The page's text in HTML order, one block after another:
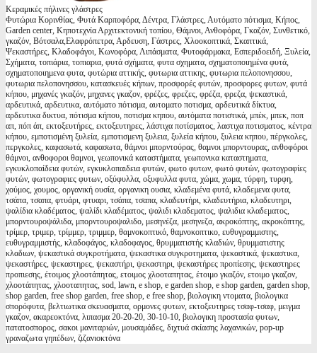
Κεραμικές πήλινες γλάστρες
Φυτώρια Κορινθίας, Φυτά Καρποφόρα, Δέντρα, Γλάστρες, Αυτόματο πότισμα, Κήπος,
Garden center, Κηποτεχνία Αρχιτεκτονική τοπίου, Θάμνοι, Ανθοφόρα, Γκαζόν, Συνθετικό,
γκαζόν, Βότσαλα,Ελαφρόπετρα, Αρδευση, Γάστρες, Χλοοκοπτικά, Σκαπτικά,
Ψεκαστήρες, Κλαδοφάγοι, Κωνοφόρα, Λιπάσματα, Φυτοφάρμακα, Εσπεριδοειδή, Ξυλεία,
Σχήματα, τοπιάρια, τοπιαρια, φυτά σχήματα, φυτα σχηματα, σχηματοποιημένα φυτά,
σχηματοποιημενα φυτα, φυτώρια αττικής, φυτωρια αττικης, φυτωρια πελοπονησσου,
φυτωρια πελοπονησσου, κατασκευές κήπων, προσφορές φυτών, προσφορες φυτων, φυτά
κήπου, μηχανές γκαζόν, μηχανες γκαζον, φρέζες, φρεζες, φρέζα, φρεζα, ψεκαστικά,
αρδευτικά, αρδευτικα, αυτόματο πότισμα, αυτοματο ποτισμα, αρδευτικά δίκτυα,
αρδευτικα δικτυα, πότισμα κήπου, ποτισμα κηπου, αυτόματα ποτιστικά, μπέκ, μπεκ, ποπ
απ, πόπ άπ, εκτοξευτήρες, εκτοξευτηρες, λάστιχα ποτίσματος, λαστιχα ποτισματος, κέντρα
κήπου, εμποτισμένη ξυλεία, εμποτισμενη ξυλεια, ξυλεία κήπου, ξυλεια κηπου, πέργκολες,
περγκολες, καφασωτά, καφασωτα, θάμνοι μπορντούρας, θαμνοι μπορντουρας, ανθοφόροι
θάμνοι, ανθοφοροι θαμνοι, γεωπονικά καταστήματα, γεωπονικα καταστηματα,
εγκυκλοπαίδεια φυτών, εγκυκλοπαιδεια φυτών, φωτο φυτων, φωτό φυτών, φωτογραφίες
φυτών, φωτογραφιες φυτων, οξύφυλλα, οξυφυλλα φυτα, χώμα, χωμα, τύρφη, τυρφη,
χούμος, χουμος, οργανική ουσία, οργανικη ουσια, κλαδεμένα φυτά, κλαδεμενα φυτα,
τσάπα, τσαπα, φτυάρι, φτυαρι, τσάπα, τσαπα, κλαδευτήρι, κλαδευτήρια, κλαδευτηρι,
ψαλίδια κλαδέματος, ψαλίδι κλαδέματος, ψαλιδι κλαδεματος, ψαλιδια κλαδεματος,
μπορντουροψάλιδα, μπορντουροψαλιδο, μεσηνέζα, μεσηνεζα, ακροκόπτης, ακροκόπτης,
τρίμερ, τριμερ, τρίμμερ, τριμμερ, θαμνοκοπτικό, θαμνοκοπτικο, ευθυγραμμιστης,
ευθυγραμμιστής, κλαδοφάγος, κλαδοφαγος, θρυμματιστής κλαδιών, θρυμματιστης
κλαδιων, ψεκαστικά συγκροτήματα, ψεκαστικα συγκροτηματα, ψεκαστικά, ψεκαστικα,
ψεκαστήρες, ψεκαστηρες, ψεκαστήρι, ψεκαστηρι, ψεκαστήρες προπίεσης, ψεκαστηρες
προπιεσης, έτοιμος χλοοτάπητας, ετοιμος χλοοταπητας, έτοιμο γκαζόν, ετοιμο γκαζον,
χλοοτάπητας, χλοοταπητας, sod, lawn, e shop, e garden shop, e shop garden, garden shop,
shop garden, free shop garden, free shop, e free shop, βιολογικη ντοματα, βιολογικα
σπορόφυτα, βελτιωτικα σκευασματα, ορμονες φυτων, εκτοξευτηρες τσαφ-τσαφ, μειγμα
γκαζον, ακαρεοκτόνα, λιπασμα 20-20-20, 30-10-10, βιολογικη προστασία φυτων,
πατατοσπορος, σακοι μανιταριών, μουσαμάδες, διχτυά σκίασης λαχανικών, pop-up
γραναζωτα γηπέδων, ζιζανιοκτόνα